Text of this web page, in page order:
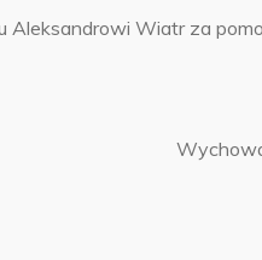
Aleksandrowi Wiatr za